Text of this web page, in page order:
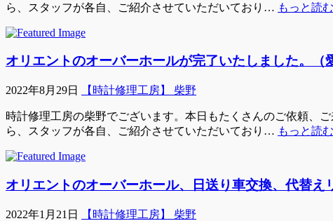
ら、スタッフが各自、ご紹介させていただいており… もっと読
オリエントのオーバーホールが完了いたしました。（
2022年8月29日 【時計修理工房】 柴野
時計修理工房の柴野でございます。本日もたくさんのご依頼、
ら、スタッフが各自、ご紹介させていただいており… もっと読
オリエントのオーバーホール、日送り車交換、代替
2022年1月21日 【時計修理工房】 柴野